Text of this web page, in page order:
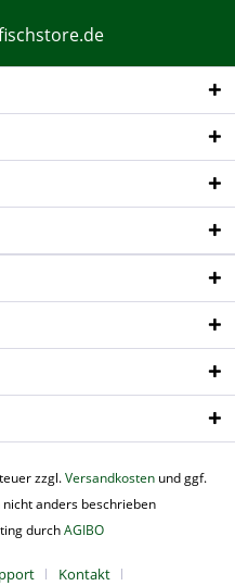
zzgl.Versandkosten und ggf.
anders beschrieben
durchAGIBO
Kontakt